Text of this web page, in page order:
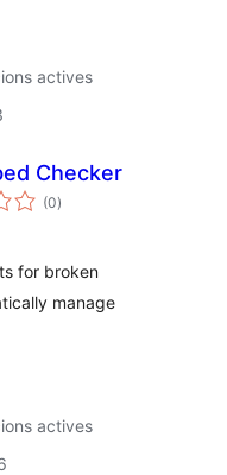
actives
Checker
(0puntuacions
totals
)
for broken
manage
actives